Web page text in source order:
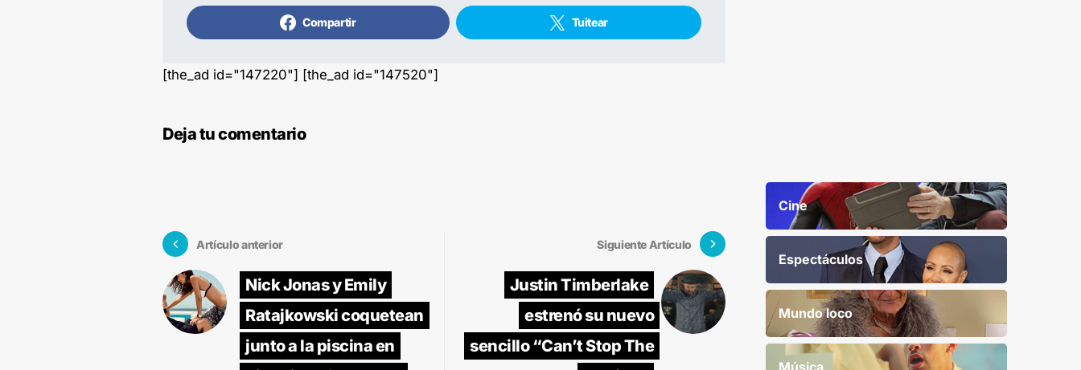
Compartir Tuitear
[the_ad id="147220"] [the_ad id="147520"]
Deja tu comentario
Artículo anterior
Nick Jonas y Emily
Ratajkowski coquetean
junto a la piscina en
Siguiente Artículo
Justin Timberlake
estrenó su nuevo
sencillo “Can’t Stop The
Cine
Espectáculos
Mundo loco